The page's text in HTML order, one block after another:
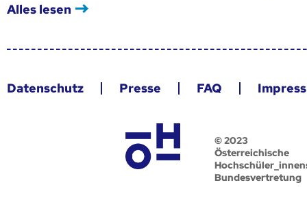
Alles lesen
Datenschutz Presse FAQ
© 2023
Österreichische
Bundesvertretung